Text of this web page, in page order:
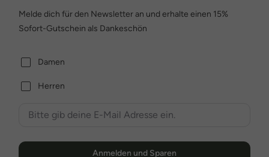
Melde dich für den Newsletter an und erhalte einen 15%
Sofort-Gutschein als Dankeschön
Damen
Herren
Anmelden und Sparen